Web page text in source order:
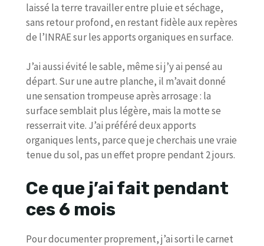
laissé la terre travailler entre pluie et séchage,
sans retour profond, en restant fidèle aux repères
de l’INRAE sur les apports organiques en surface.
J’ai aussi évité le sable, même si j’y ai pensé au
départ. Sur une autre planche, il m’avait donné
une sensation trompeuse après arrosage : la
surface semblait plus légère, mais la motte se
resserrait vite. J’ai préféré deux apports
organiques lents, parce que je cherchais une vraie
tenue du sol, pas un effet propre pendant 2 jours.
Ce que j’ai fait pendant
ces 6 mois
Pour documenter proprement, j’ai sorti le carnet